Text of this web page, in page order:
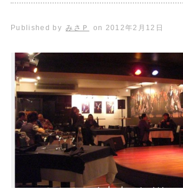
Published by みさＰ on 2012年2月12日